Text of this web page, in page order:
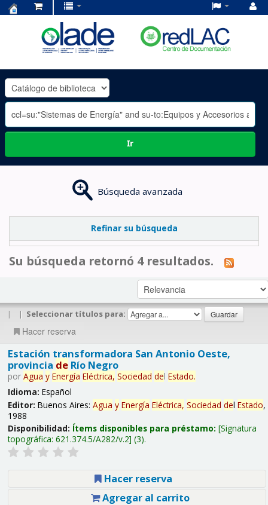
OLADE
-
Ir
Búsqueda avanzada
Refinar su búsqueda
Su búsqueda retornó 4 resultados.
| | Seleccionar títulos para:
Hacer reserva
Estación transformadora San Antonio Oeste,
provincia deRío Negro
por Agua y Energía Eléctrica, Sociedad del Estado.
Idioma: Español
Editor: Buenos Aires: Agua y Energía Eléctrica, Sociedad del Estado,
1988
Disponibilidad: Ítems disponibles para préstamo: Signatura
topográfica: 621.374.5/A282/v.2 (3).
Hacer reserva
Agregar al carrito